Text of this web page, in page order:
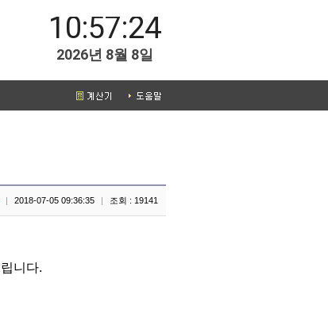
10:57:24
2026년 8월 8일
| 2018-07-05 09:36:35 | 조회 : 19141
니다.